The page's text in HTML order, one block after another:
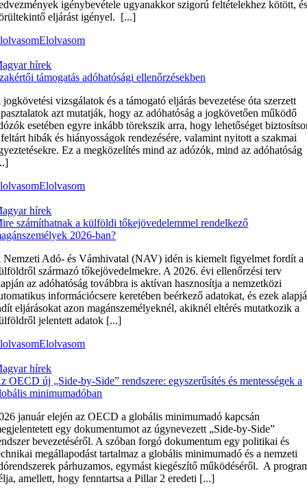
igénybevétele ugyanakkor szigorú feltételekhez kötött,
eljárást igényel. [...]
Elolvasom
hírek
támogatás adóhatósági ellenőrzésekben
jogkövetési vizsgálatok és a támogató eljárás bevezetése óta szerzett
azt mutatják, hogy az adóhatóság a jogkövetően működő
esetében egyre inkább törekszik arra, hogy lehetőséget
hibák és hiányosságok rendezésére, valamint nyitott a szakmai
Ez a megközelítés mind az adózók, mind az adóhatóság
Elolvasom
hírek
számíthatnak a külföldi tőkejövedelemmel rendelkező
2026-ban?
Nemzeti Adó- és Vámhivatal (NAV) idén is kiemelt figyelmet fordít a
származó tőkejövedelmekre. A 2026. évi ellenőrzési terv
az adóhatóság továbbra is aktívan hasznosítja a nemzetközi
információcsere keretében beérkező adatokat, és ezek
eljárásokat azon magánszemélyeknél, akiknél eltérés mutatkozik a
jelentett adatok [...]
Elolvasom
hírek
OECD új „Side-by-Side” rendszere: egyszerűsítés és mentességek a
minimumadóban
január elején az OECD a globális minimumadó kapcsán
egy dokumentumot az úgynevezett „Side-by-Side”
bevezetéséről. A szóban forgó dokumentum egy politikai és
megállapodást tartalmaz a globális minimumadó és a nemzeti
párhuzamos, egymást kiegészítő működéséről. A
amellett, hogy fenntartsa a Pillar 2 eredeti [...]